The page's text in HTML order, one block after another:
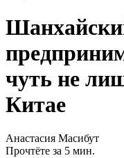
чуть не
Китае
Анастасия Масибут
Прочтёте за 5 мин.